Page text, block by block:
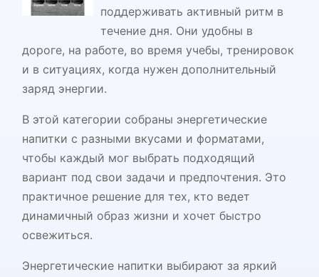
поддерживать активный ритм в
течение дня. Они удобны в
дороге, на работе, во время учебы, тренировок
и в ситуациях, когда нужен дополнительный
заряд энергии.
В этой категории собраны энергетические
напитки с разными вкусами и форматами,
чтобы каждый мог выбрать подходящий
вариант под свои задачи и предпочтения. Это
практичное решение для тех, кто ведет
динамичный образ жизни и хочет быстро
освежиться.
Энергетические напитки выбирают за яркий